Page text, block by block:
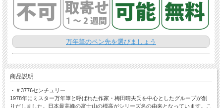
万年筆のペン先を選びましょう
商品説明
・＃3776センチュリー
1978年にミスター万年筆と呼ばれた作家・梅田晴夫氏を中心としたグループが創
りだしました。日本最高峰の富士山の標高がシリーズ名の由来となっています。こ